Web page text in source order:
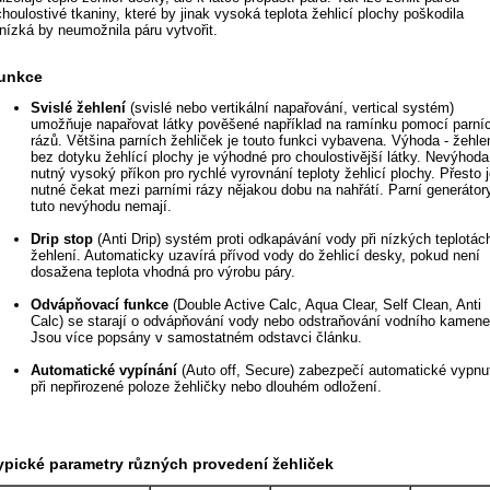
tkaniny, které by jinak vysoká teplota žehlicí plochy poškodila
by neumožnila páru vytvořit.
Svislé žehlení (svislé nebo vertikální napařování, vertical systém)
umožňuje napařovat látky pověšené například na ramínku pomocí
rázů. Většina parních žehliček je touto funkci vybavena. Výhoda -
bez dotyku žehlící plochy je výhodné pro choulostivější látky.
nutný vysoký příkon pro rychlé vyrovnání teploty žehlicí plochy. Přesto
nutné čekat mezi parními rázy nějakou dobu na nahřátí. Parní
tuto nevýhodu nemají.
Drip stop (Anti Drip) systém proti odkapávání vody při nízkých
žehlení. Automaticky uzavírá přívod vody do žehlicí desky, pokud není
dosažena teplota vhodná pro výrobu páry.
Odvápňovací funkce (Double Active Calc, Aqua Clear, Self Clean, Anti
Calc) se starají o odvápňování vody nebo odstraňování vodního
Jsou více popsány v samostatném odstavci článku.
Automatické vypínání (Auto off, Secure) zabezpečí automatické
při nepřirozené poloze žehličky nebo dlouhém odložení.
parametry různých provedení žehliček